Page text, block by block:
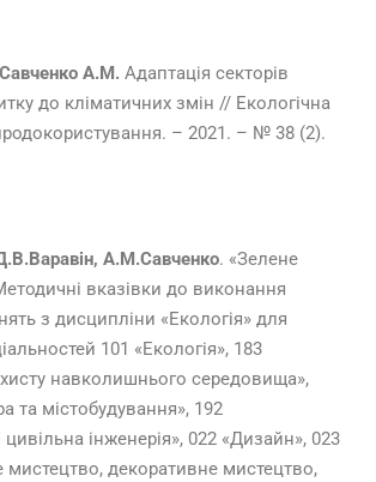
А.М. Адаптація секторів
до кліматичних змін // Екологічна
– 2021. – № 38 (2).
А.М.Савченко. «Зелене
вказівки до виконання
з дисципліни «Екологія» для
101 «Екологія», 183
навколишнього середовища»,
та містобудування», 192
цивільна інженерія», 022 «Дизайн», 023
мистецтво, декоративне мистецтво,